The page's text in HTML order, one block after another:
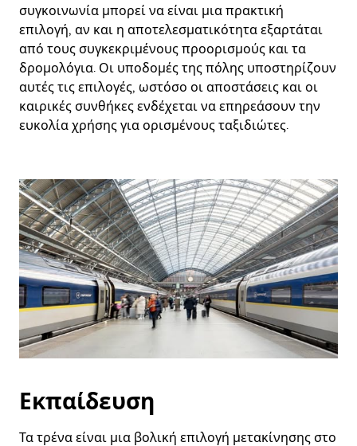
συγκοινωνία μπορεί να είναι μια πρακτική
επιλογή, αν και η αποτελεσματικότητα εξαρτάται
από τους συγκεκριμένους προορισμούς και τα
δρομολόγια. Οι υποδομές της πόλης υποστηρίζουν
αυτές τις επιλογές, ωστόσο οι αποστάσεις και οι
καιρικές συνθήκες ενδέχεται να επηρεάσουν την
ευκολία χρήσης για ορισμένους ταξιδιώτες.
Εκπαίδευση
Τα τρένα είναι μια βολική επιλογή μετακίνησης στο